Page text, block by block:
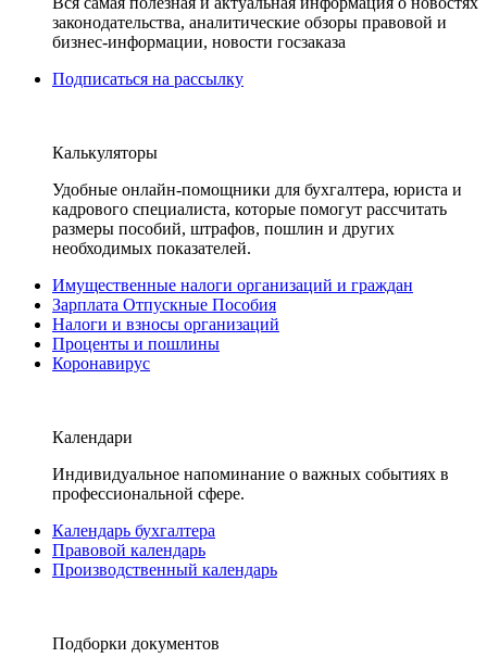
законодательства, аналитические обзоры правовой и
бизнес-информации, новости госзаказа
Подписаться на рассылку
Калькуляторы
Удобные онлайн-помощники для бухгалтера, юриста и
кадрового специалиста, которые помогут рассчитать
размеры пособий, штрафов, пошлин и других
необходимых показателей.
Имущественные налоги организаций и граждан
Зарплата Отпускные Пособия
Налоги и взносы организаций
Проценты и пошлины
Коронавирус
Календари
Индивидуальное напоминание о важных событиях в
профессиональной сфере.
Календарь бухгалтера
Правовой календарь
Производственный календарь
Подборки документов